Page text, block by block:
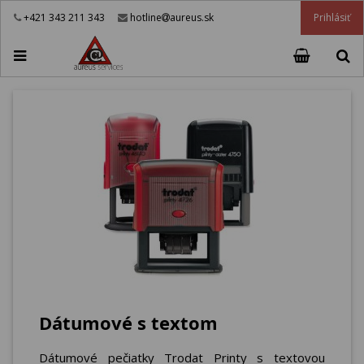
+421 343 211 343 hotline aureus.sk Prihlásiť
Dátumové s textom
Dátumové pečiatky Trodat Printy s textovou